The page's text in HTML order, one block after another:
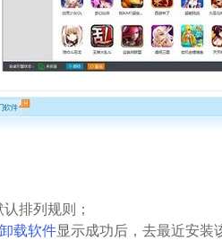
排列规则；
卸载软件显示成功后，去最近安装